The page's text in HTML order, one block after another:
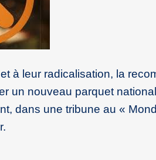
à leur radicalisation, la
un nouveau parquet national
dans une tribune au «